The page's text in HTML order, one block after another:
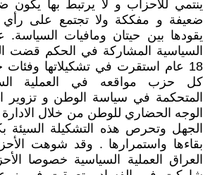
ينتمي للأحزاب و لا يرتبط بها
ضعيفة و مفككة ولا تجتمع على رأي
يقودها بين حيتان ومافيات السياسة.
السياسية المشاركة في الحكم قضت
18 عام استقرت في تشكيلاتها
كل حزب مواقعه في العملية
المتحكمة في سياسة الوطن و تزوير
الوجه الحضاري للوطن من خلال
الجهل وتحرص هذه التشكيلة السيئة
بقاءها واستمرارها . وقد شوهت
العراق العملية السياسية خصوصا